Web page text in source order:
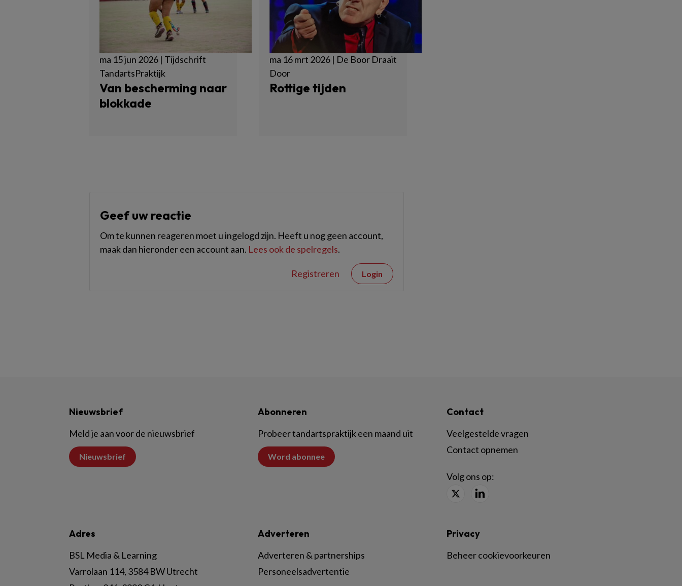
ma 15 jun 2026 | Tijdschrift
TandartsPraktijk
Van bescherming naar
blokkade
ma 16 mrt 2026 | De Boor Draait
Door
Rottige tijden
Geef uw reactie
Om te kunnen reageren moet u ingelogd zijn. Heeft u nog geen account,
maak dan hieronder een account aan. Lees ook de spelregels.
Registreren Login
Nieuwsbrief
Meld je aan voor de nieuwsbrief
Nieuwsbrief
Abonneren
Probeer tandartspraktijk een maand uit
Word abonnee
Contact
Veelgestelde vragen
Contact opnemen
Volg ons op:
Adres
BSL Media & Learning
Varrolaan 114, 3584 BW Utrecht
Adverteren
Adverteren & partnerships
Personeelsadvertentie
Privacy
Beheer cookievoorkeuren